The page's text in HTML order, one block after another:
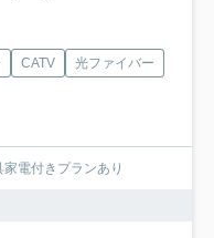
CATV
光ファイバー
電付きプランあり